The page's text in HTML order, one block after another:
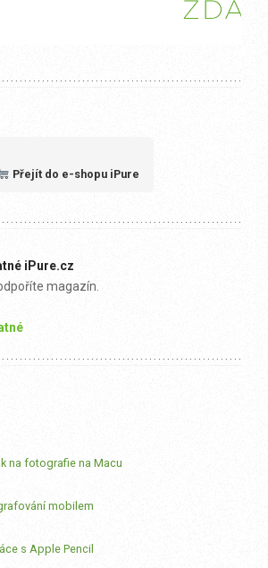
Přejít do e-shopu iPure
iPure.cz
magazín.
na fotografie na Macu
mobilem
s Apple Pencil